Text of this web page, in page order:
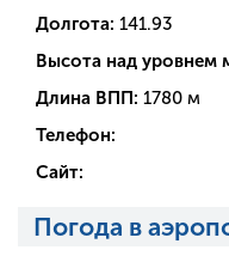
Долгота: 141.93
Высота над уровнем
Длина ВПП: 1780 м
Телефон:
Сайт:
Погода в